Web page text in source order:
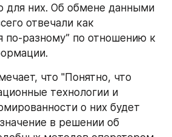
для них. Об обмене данными
отвечали как
по-разному” по отношению к
что "Понятно, что
технологии и
о них будет
в решении об